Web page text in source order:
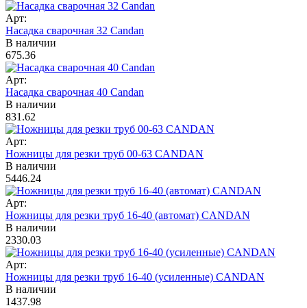
Арт:
Насадка сварочная 32 Candan
В наличии
675.36
Арт:
Насадка сварочная 40 Candan
В наличии
831.62
Арт:
Ножницы для резки труб 00-63 CANDAN
В наличии
5446.24
Арт:
Ножницы для резки труб 16-40 (автомат) CANDAN
В наличии
2330.03
Арт:
Ножницы для резки труб 16-40 (усиленные) CANDAN
В наличии
1437.98